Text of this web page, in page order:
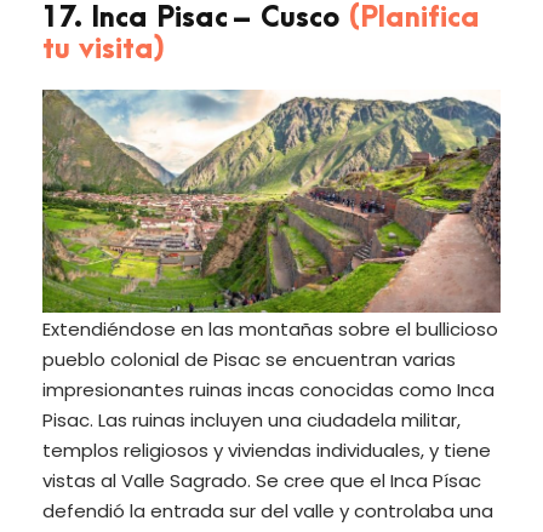
17. Inca Pisac – Cusco (Planifica
tu visita)
Extendiéndose en las montañas sobre el bullicioso
pueblo colonial de Pisac se encuentran varias
impresionantes ruinas incas conocidas como Inca
Pisac. Las ruinas incluyen una ciudadela militar,
templos religiosos y viviendas individuales, y tiene
vistas al Valle Sagrado. Se cree que el Inca Písac
defendió la entrada sur del valle y controlaba una